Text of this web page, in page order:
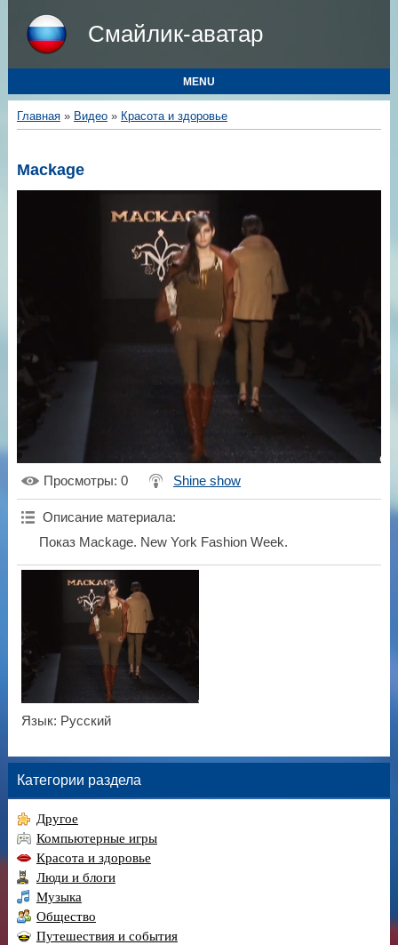
Смайлик-аватар
MENU
Главная» Видео» Красота и здоровье
Mackage
Просмотры: 0 Shine show
Описание материала:
Показ Mackage. New York Fashion Week.
Язык: Русский
Категории раздела
Другое
Компьютерные игры
Красота и здоровье
Люди и блоги
Музыка
Общество
Путешествия и события